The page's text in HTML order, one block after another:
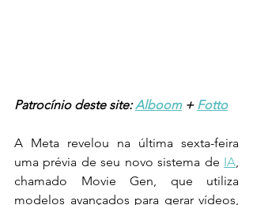
Patrocínio deste site: Alboom + Fotto
A Meta revelou na última sexta-feira
uma prévia de seu novo sistema de IA,
chamado Movie Gen, que utiliza
modelos avançados para gerar vídeos,